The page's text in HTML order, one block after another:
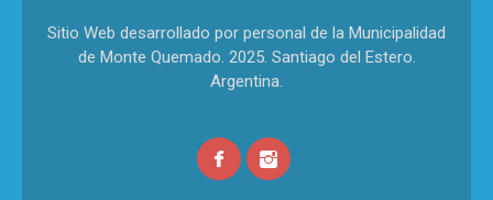
Sitio Web desarrollado por personal de la Municipalidad
de Monte Quemado. 2025. Santiago del Estero.
Argentina.